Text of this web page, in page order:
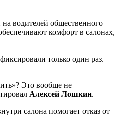
водителей общественного
комфорт в салонах,
только один раз.
Это вообще не
Алексей Лошкин.
салона помогает отказ от